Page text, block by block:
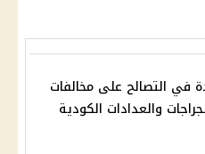
في التصالح على مخالفات
والعدادات الكودية